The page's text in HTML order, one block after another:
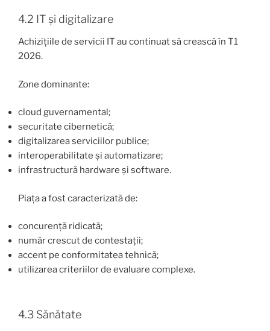
4.2 IT și digitalizare
Achizițiile de servicii IT au continuat să crească în T1
2026.
Zone dominante:
cloud guvernamental;
securitate cibernetică;
digitalizarea serviciilor publice;
interoperabilitate și automatizare;
infrastructură hardware și software.
Piața a fost caracterizată de:
concurență ridicată;
număr crescut de contestații;
accent pe conformitatea tehnică;
utilizarea criteriilor de evaluare complexe.
4.3 Sănătate